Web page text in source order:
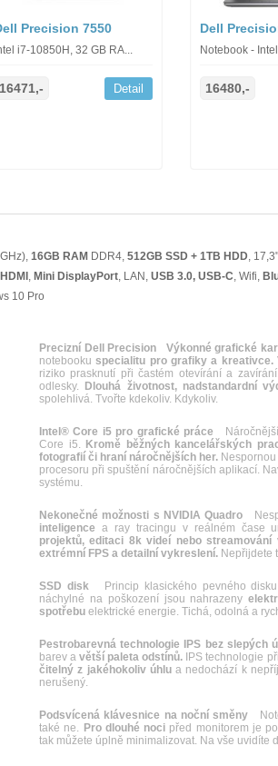
Precision 7550
i7-10850H, 32 GB RA...
16471,- Detail
Dell
Notebook -
16480,-
16GB RAM DDR4, 512GB SSD + 1TB HDD,
HDMI , Mini DisplayPort, LAN, USB 3.0, USB-C, Wifi,
10 Pro
Precizní Dell Precision Výkonné grafické
notebookuspecialitu pro grafiky a kreativce.
riziko prasknutí při častém otevírání a zavírání.
odlesky.
Dlouhá životnost, nadstandardní
spolehlivá. Tvořte kdekoliv. Kdykoliv.
Intel® Core i5 pro grafické práce
Core i5. Kromě běžných kancelářských
fotografií či hraní náročnějších her.
procesoru při spuštění náročnějších aplikací.
systému.
Nekonečné možnosti s NVIDIA Quadro
inteligence a ray tracingu v reálném čase
projektů, editaci 8k videí nebo streamování
extrémní FPS a detailní vykreslení. Nepřijdete
SSD diskPrincip klasického pevného disku
náchylné na poškození jsou nahrazeny
spotřebu elektrické energie. Tichá, odolná a
Pestrobarevná technologie IPS bez slepých
barev avětší paleta odstínů. IPS technologie
čitelný z jakéhokoliv úhlua nedochází k
nerušený.
Podsvícená klávesnice na noční směny
také ne. Pro dlouhé noci před monitorem je
tak můžete úplně minimalizovat. Na vše uvidíte